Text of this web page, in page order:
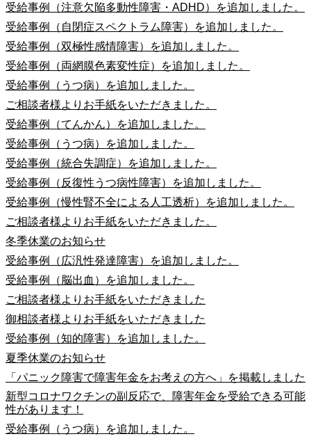
受給事例（注意欠陥多動性障害・ADHD）を追加しました。
受給事例（自閉症スペクトラム障害）を追加しました。
受給事例（双極性感情障害）を追加しました。
受給事例（両網膜色素変性症）を追加しました。
受給事例（うつ病）を追加しました。
ご相談者様よりお手紙をいただきました。
受給事例（てんかん）を追加しました。
受給事例（うつ病）を追加しました。
受給事例（統合失調症）を追加しました。
受給事例（反復性うつ病性障害）を追加しました。
受給事例（慢性腎不全による人工透析）を追加しました。
ご相談者様よりお手紙をいただきました。
冬季休業のお知らせ
受給事例（広汎性発達障害）を追加しました。
受給事例（脳出血）を追加しました。
ご相談者様よりお手紙をいただきました
御相談者様よりお手紙をいただきました
受給事例（知的障害）を追加しました。
夏季休業のお知らせ
「パニック障害で障害年金をお考えの方へ」を掲載しました
新型コロナワクチンの副反応で、障害年金を受給できる可能
性があります！
受給事例（うつ病）を追加しました。